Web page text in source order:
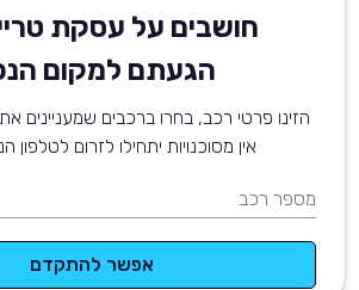
חושבים על עסקת
הגעתם למקום
הזינו פרטי רכב, בחרו ברכבים שמעניינים
אין מסוכנויות יתחילו לזרום לטלפון
מספר רכב
אפשר להתקדם